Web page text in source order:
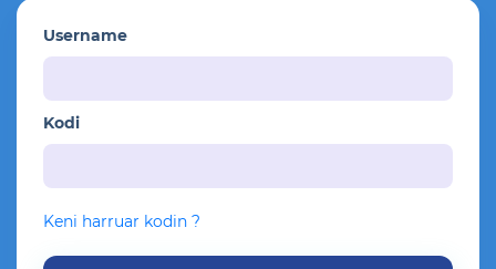
Username
Kodi
Keni harruar kodin ?